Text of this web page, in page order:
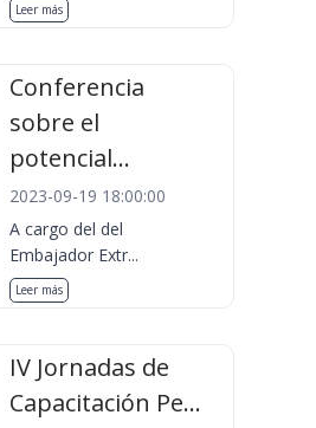
Leer más
Conferencia
sobre el
potencial...
2023-09-19 18:00:00
A cargo del del
Embajador Extr...
Leer más
IV Jornadas de
Capacitación Pe...